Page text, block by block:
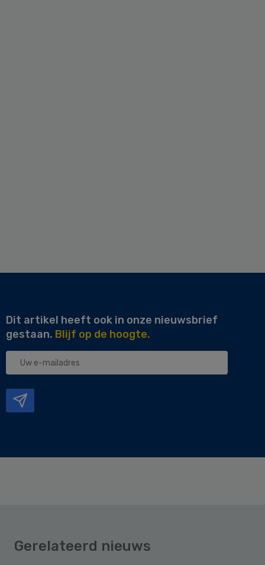
Dit artikel heeft ook in onze nieuwsbrief
gestaan. Blijf op de hoogte.
Uw
Gerelateerd nieuws